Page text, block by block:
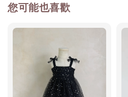
您可能也喜歡